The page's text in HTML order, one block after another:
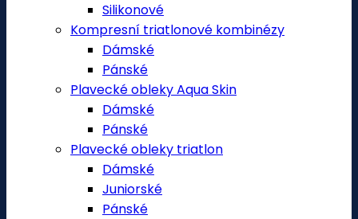
Silikonové
Kompresní triatlonové kombinézy
Dámské
Pánské
Plavecké obleky Aqua Skin
Dámské
Pánské
Plavecké obleky triatlon
Dámské
Juniorské
Pánské